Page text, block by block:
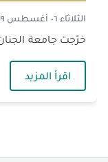
الثلاثاء ٠٦ أغسطس ٢٠١٩
اقرأ المزيد—